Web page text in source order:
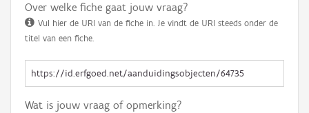
Over welke fiche gaat jouw vraag?
Vul hier de URI van de fiche in. Je vindt de URI steeds onder de
titel van een fiche.
Wat is jouw vraag of opmerking?